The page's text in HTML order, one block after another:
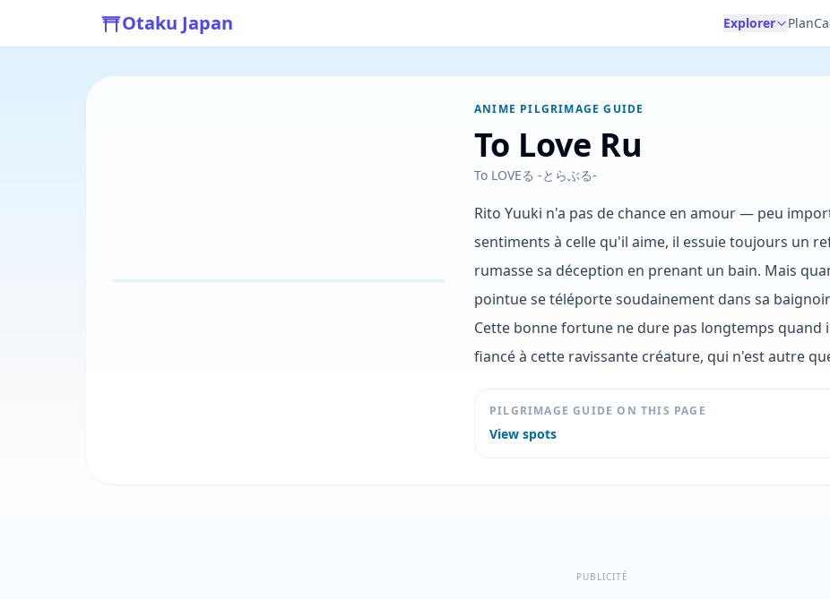
Otaku Japan Explorer Plan
ANIME PILGRIMAGE GUIDE
To Love Ru
To LOVEる -とらぶる-
Rito Yuuki n'a pas de chance en amour — peu
sentiments à celle qu'il aime, il essuie toujours un
rumasse sa déception en prenant un bain. Mais
pointue se téléporte soudainement dans sa
Cette bonne fortune ne dure pas longtemps
fiancé à cette ravissante créature, qui n'est autre
PILGRIMAGE GUIDE ON THIS PAGE
View spots
PUBLICITÉ